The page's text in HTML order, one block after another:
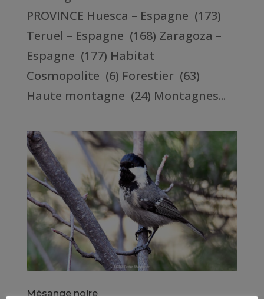
PROVINCE Huesca – Espagne (173)
Teruel – Espagne (168) Zaragoza –
Espagne (177) Habitat
Cosmopolite (6) Forestier (63)
Haute montagne (24) Montagnes...
Mésange noire